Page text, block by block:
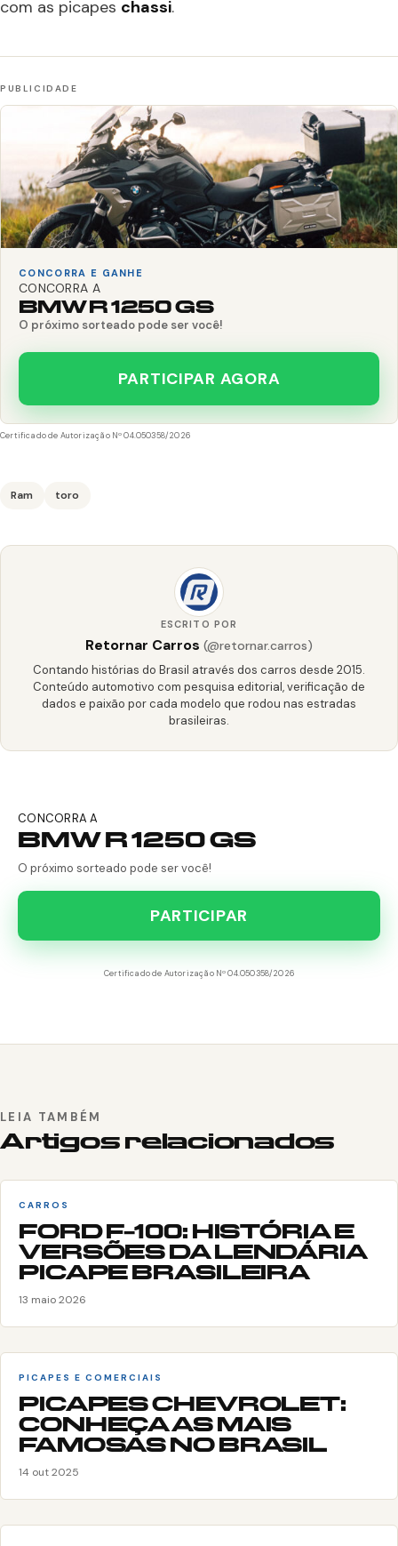
com as picapes chassi.
CONCORRA E GANHE
CONCORRA A
BMW R 1250 GS
O próximo sorteado pode ser você!
PARTICIPAR AGORA
Certificado de Autorização Nº 04.050358/2026
Ram toro
ESCRITO POR
Retornar Carros (@retornar.carros)
Contando histórias do Brasil através dos carros desde 2015.
Conteúdo automotivo com pesquisa editorial, verificação de
dados e paixão por cada modelo que rodou nas estradas
brasileiras.
CONCORRA A
BMW R 1250 GS
O próximo sorteado pode ser você!
PARTICIPAR
Certificado de Autorização Nº 04.050358/2026
LEIA TAMBÉM
Artigos relacionados
CARROS
FORD F-100: HISTÓRIA E
VERSÕES DA LENDÁRIA
PICAPE BRASILEIRA
13 maio 2026
PICAPES E COMERCIAIS
PICAPES CHEVROLET:
CONHEÇA AS MAIS
FAMOSAS NO BRASIL
14 out 2025